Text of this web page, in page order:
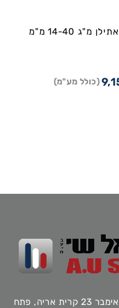
מקלף פוליאתילן מ"ג 14-40 מ"מ
(כולל מע"מ)
כתובת : רחוב אימבר 23 קרית אריה, פתח